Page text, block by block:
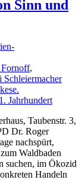
Sinn und
,
Schleiermacher
Taubenstr. 3,
Dr. Roger
nachspürt,
Waldbaden
suchen, im Ökozid
Handeln